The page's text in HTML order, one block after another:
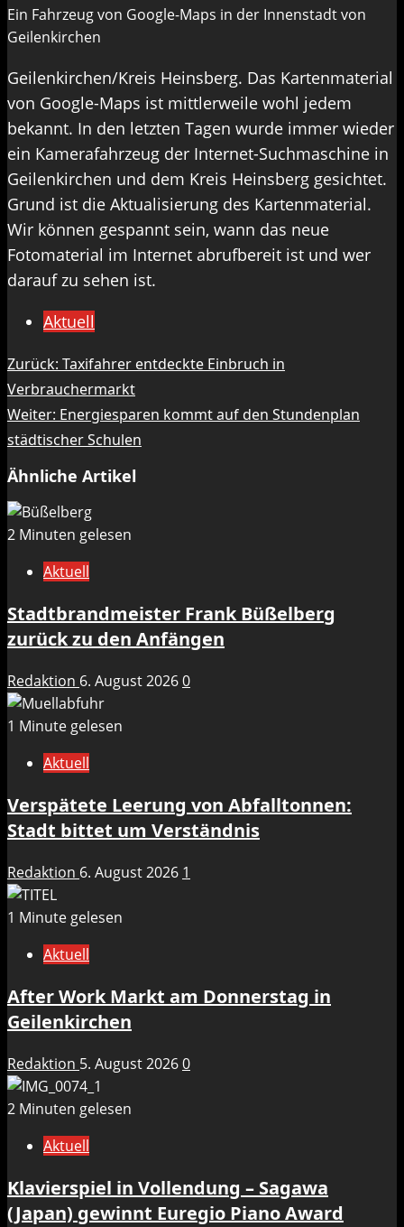
Ein Fahrzeug von Google-Maps in der Innenstadt von
Geilenkirchen
Geilenkirchen/Kreis Heinsberg. Das Kartenmaterial
von Google-Maps ist mittlerweile wohl jedem
bekannt. In den letzten Tagen wurde immer wieder
ein Kamerafahrzeug der Internet-Suchmaschine in
Geilenkirchen und dem Kreis Heinsberg gesichtet.
Grund ist die Aktualisierung des Kartenmaterial.
Wir können gespannt sein, wann das neue
Fotomaterial im Internet abrufbereit ist und wer
darauf zu sehen ist.
Aktuell
Beitragsnavigation
Zurück: Taxifahrer entdeckte Einbruch in
Verbrauchermarkt
Weiter: Energiesparen kommt auf den Stundenplan
städtischer Schulen
Ähnliche Artikel
2 Minuten gelesen
Aktuell
Stadtbrandmeister Frank Büßelberg
zurück zu den Anfängen
Redaktion 6. August 20260
1 Minute gelesen
Aktuell
Verspätete Leerung von Abfalltonnen:
Stadt bittet um Verständnis
Redaktion 6. August 2026 1
1 Minute gelesen
Aktuell
After Work Markt am Donnerstag in
Geilenkirchen
Redaktion 5. August 20260
2 Minuten gelesen
Aktuell
Klavierspiel in Vollendung – Sagawa
(Japan) gewinnt Euregio Piano Award